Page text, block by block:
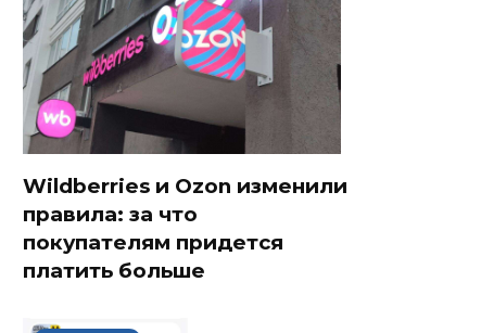
Wildberries и Ozon изменили
правила: за что
покупателям придется
платить больше